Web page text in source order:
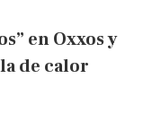
en Oxxos y
de calor